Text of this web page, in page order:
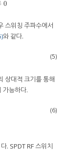
0
스위칭 주파수에서
와 같다.
(5)
상대적 크기를 통해
가능하다.
(6)
. SPDT RF 스위치